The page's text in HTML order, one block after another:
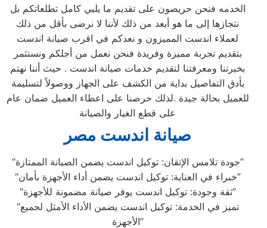
الخدمه فنحن حريصون على تقديم ما يلبي كامل تطلعاتكم بل
نتجازها إلى ما هو أبعد من ذلك لأننا لا نرضى بأقل من ذلك
لعملاء اندست المميزون و نعدكم في اقرب صيانة اندست
بتقديم تجربة مميزة وفريدة فنحن نعمل من أجلكم ونستثمر
بخبرتنا ومعرفتنا لتقديم خدمات صيانة اندست . حيث أننا نهتم
بأدق التفاصيل بداية من الكشف على الجهاز ووصولاً لتسليمة
للعميل بحالة جيدة .لذلك حرصنا على اعطاء العميل ضمان عام
على قطع الغيار والصيانة
صيانة اندست مصر
“جودة تلامس الإتقان: توكيل اندست يضمن الصيانة الممتازة”
“خبراء في العناية: توكيل اندست يضمن أداء الأجهزة بأمان”
“ثقة وجودة: توكيل اندست يوفر صيانة مضمونة للأجهزة”
“تميز في الخدمة: توكيل اندست يضمن الأداء الأمثل لجميع
الأجهزة”